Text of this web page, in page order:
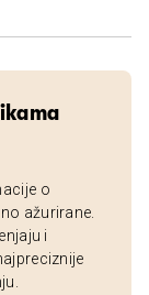
o
ažurirane.
i